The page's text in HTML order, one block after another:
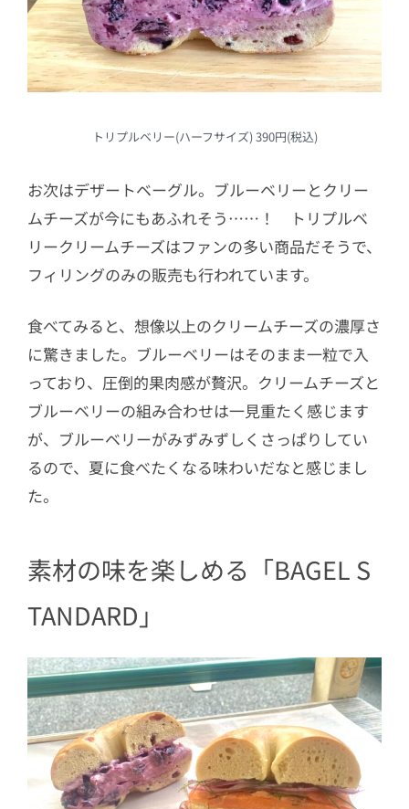
トリプルベリー(ハーフサイズ) 390円(税込)
お次はデザートベーグル。ブルーベリーとクリー
ムチーズが今にもあふれそう……！ トリプルベ
リークリームチーズはファンの多い商品だそうで、
フィリングのみの販売も行われています。
食べてみると、想像以上のクリームチーズの濃厚さ
に驚きました。ブルーベリーはそのまま一粒で入
っており、圧倒的果肉感が贅沢。クリームチーズと
ブルーベリーの組み合わせは一見重たく感じます
が、ブルーベリーがみずみずしくさっぱりしてい
るので、夏に食べたくなる味わいだなと感じまし
た。
素材の味を楽しめる「BAGEL S
TANDARD」